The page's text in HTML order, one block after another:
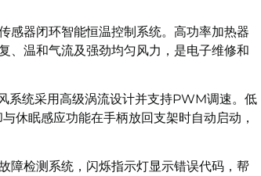
感器闭环智能恒温控制系统。高功率加热器
、温和气流及强劲均匀风力，是电子维修和
系统采用高级涡流设计并支持PWM调速。低
休眠感应功能在手柄放回支架时自动启动，
障检测系统，闪烁指示灯显示错误代码，帮